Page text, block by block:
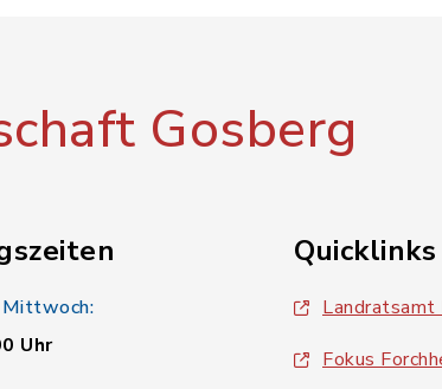
Gosberg
Uhr
Quicklinks
Landratsamt
Fokus